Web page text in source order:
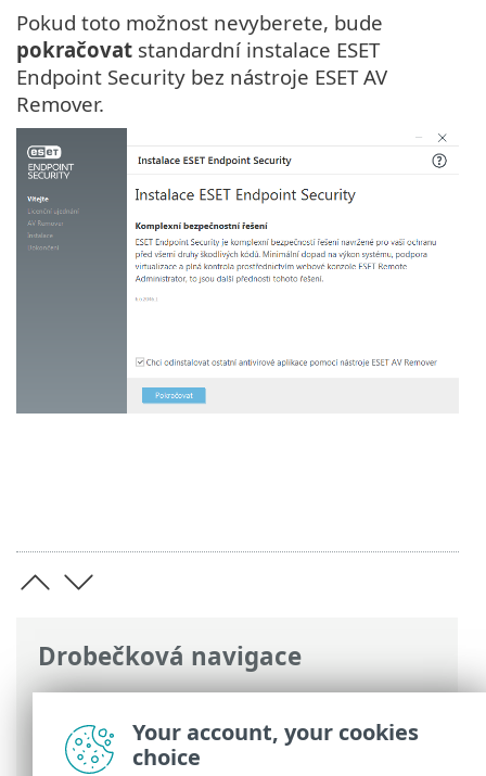
Drobečková navigace
ESET Online nápověda>ESET Endpoint
Security >Instalace/Aktualizace>
Instalace včetně ESET AV Remover
Pokud toto možnost nevyberete, bude
pokračovat standardní instalace ESET
Endpoint Security bez nástroje ESET AV
Remover.
Your account, your cookies
choice